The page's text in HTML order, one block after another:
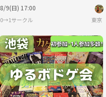
パーティー🌅🍻
8/9(日) 17:00
0→1サークル 東京